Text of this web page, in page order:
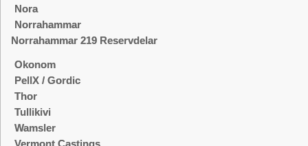
Nora
Norrahammar
Norrahammar 219 Reservdelar
Okonom
PellX / Gordic
Thor
Tullikivi
Wamsler